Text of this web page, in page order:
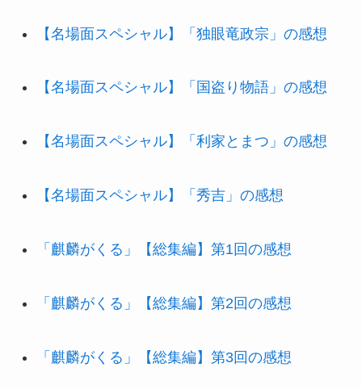
【名場面スペシャル】「独眼竜政宗」の感想
【名場面スペシャル】「国盗り物語」の感想
【名場面スペシャル】「利家とまつ」の感想
【名場面スペシャル】「秀吉」の感想
「麒麟がくる」【総集編】第1回の感想
「麒麟がくる」【総集編】第2回の感想
「麒麟がくる」【総集編】第3回の感想